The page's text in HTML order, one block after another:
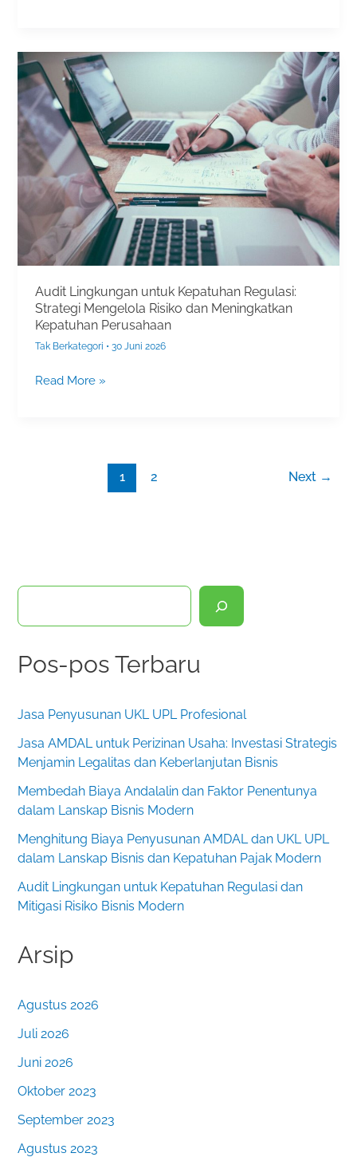
Audit Lingkungan untuk Kepatuhan Regulasi:
Strategi Mengelola Risiko dan Meningkatkan
Kepatuhan Perusahaan
Tak Berkategori •30 Juni 2026
Audit
Lingkungan
untuk
Kepatuhan
Regulasi:
Strategi
Mengelola
Risiko
dan
Meningkatkan
Kepatuhan
Read More »
1 2 Next →
a
iPos-pos Terbaru
Jasa Penyusunan UKL UPL Profesional
Jasa AMDAL untuk Perizinan Usaha: Investasi Strategis
Menjamin Legalitas dan Keberlanjutan Bisnis
Membedah Biaya Andalalin dan Faktor Penentunya
dalam Lanskap Bisnis Modern
Menghitung Biaya Penyusunan AMDAL dan UKL UPL
dalam Lanskap Bisnis dan Kepatuhan Pajak Modern
Audit Lingkungan untuk Kepatuhan Regulasi dan
Mitigasi Risiko Bisnis Modern
Arsip
Agustus 2026
Juli 2026
Juni 2026
Oktober 2023
September 2023
Agustus 2023